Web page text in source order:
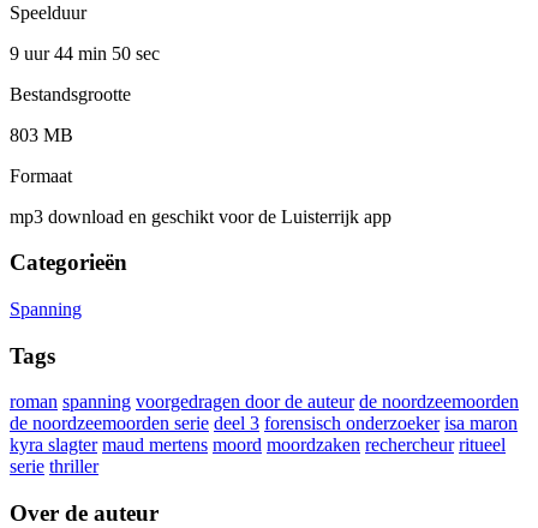
Speelduur
9 uur 44 min 50 sec
Bestandsgrootte
803 MB
Formaat
mp3 download en geschikt voor de Luisterrijk app
Categorieën
Spanning
Tags
roman spanning voorgedragen door de auteur de noordzeemoorden
de noordzeemoorden serie deel 3 forensisch onderzoeker isa maron
kyra slagter maud mertens moord moordzaken rechercheur ritueel
serie thriller
Over de auteur